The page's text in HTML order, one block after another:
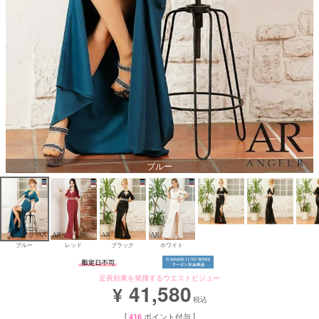
Aラインロングドレス
バースデードレス
ブルー
ブルー レッド ブラック ホワイト
足長効果を発揮するウエストビジュー
¥ 41,580 税込
[ 416 ポイント付与 ]